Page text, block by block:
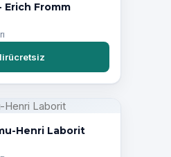
Erich Fromm
Henri Laborit